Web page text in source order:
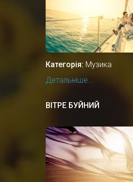
Категорія: Музика
Детальніше...
ВІТРЕ БУЙНИЙ